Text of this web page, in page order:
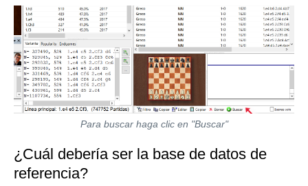
Para buscar haga clic en "Buscar"
¿Cuál debería ser la base de datos de
referencia?